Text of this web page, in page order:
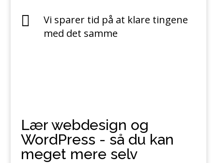

Vi sparer tid på at klare tingene
med det samme
Lær webdesign og
WordPress - så du kan
meget mere selv